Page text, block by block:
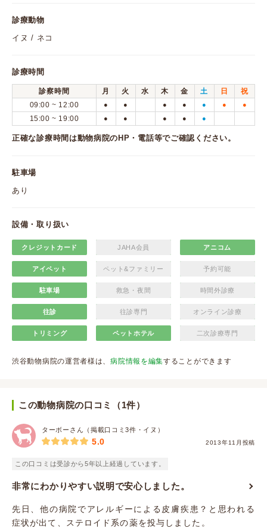
診療動物
イヌ / ネコ
診療時間
診察時間 月 火 水 木 金 土 日
祝
09:00 ~ 12:00
● ● ● ● ● ● ●
15:00 ~ 19:00 ● ● ● ● ●
正確な診療時間は動物病院のHP・電話等でご確認ください。
駐車場
あり
設備・取り扱い
クレジットカード JAHA会員 アニコム
アイペット ペット&ファミリー 予約可能
駐車場 救急・夜間 時間外診療
往診 往診専門 オンライン診療
トリミング ペットホテル 二次診療専門
渋谷動物病院の運営者様は、病院情報を編集することができます
この動物病院の口コミ（1件）
ターボーさん（掲載口コミ3件・イヌ）
2013年11月投稿
5.0
この口コミは受診から5年以上経過しています。
非常にわかりやすい説明で安心しました。
先日、他の病院でアレルギーによる皮膚疾患？と思われる
症状が出て、ステロイド系の薬を投与しました。